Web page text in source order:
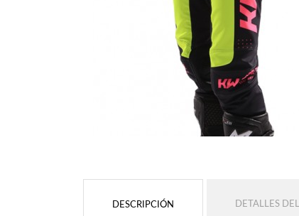
DESCRIPCIÓN DETALLES